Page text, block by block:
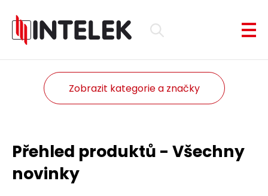
Zobrazit kategorie a značky
Přehled produktů - Všechny
novinky